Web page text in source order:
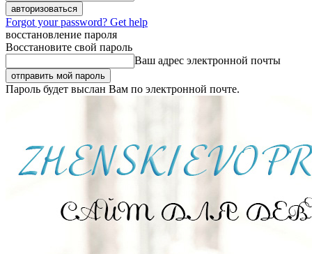
Forgot your password? Get help
восстановление пароля
Восстановите свой пароль
Ваш адрес электронной почты
Пароль будет выслан Вам по электронной почте.